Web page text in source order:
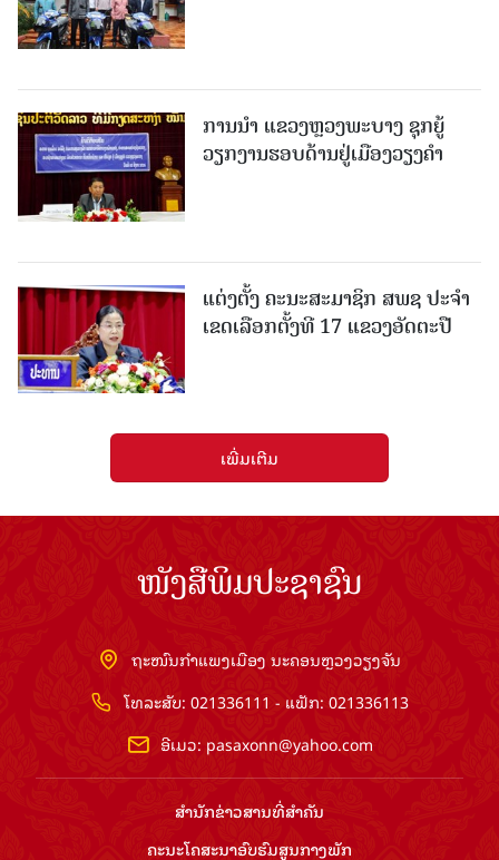
ການນຳ ແຂວງຫຼວງພະບາງ ຊຸກຍູ້
ວຽກງານຮອບດ້ານຢູ່ເມືອງວຽງຄໍາ
ແຕ່ງຕັ້ງ ຄະນະສະມາຊິກ ສພຊ ປະຈຳ
ເຂດເລືອກຕັ້ງທີ 17 ແຂວງອັດຕະປື
ເພີ່ມເຕີມ
ໜັງສືພິມປະຊາຊົນ
ຖະໜົນກຳແພງເມືອງ ນະຄອນຫຼວງວຽງຈັນ
ໂທລະສັບ: 021336111 - ແຟັກ: 021336113
ອີເມວ: pasaxonn@yahoo.com
ສຳ​ນັກ​ຂ່າວ​ສານ​ທີ່​ສຳ​ຄັນ​
ຄະນະໂຄສະນາອົບຮົມ​ສູນ​ກາງ​ພັກ